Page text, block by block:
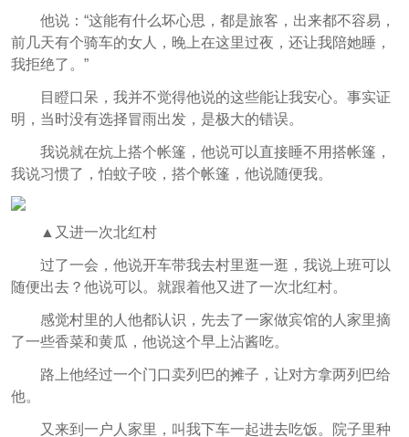
他说：“这能有什么坏心思，都是旅客，出来都不容易，
前几天有个骑车的女人，晚上在这里过夜，还让我陪她睡，
我拒绝了。”
目瞪口呆，我并不觉得他说的这些能让我安心。事实证
明，当时没有选择冒雨出发，是极大的错误。
我说就在炕上搭个帐篷，他说可以直接睡不用搭帐篷，
我说习惯了，怕蚊子咬，搭个帐篷，他说随便我。
▲又进一次北红村
过了一会，他说开车带我去村里逛一逛，我说上班可以
随便出去？他说可以。就跟着他又进了一次北红村。
感觉村里的人他都认识，先去了一家做宾馆的人家里摘
了一些香菜和黄瓜，他说这个早上沾酱吃。
路上他经过一个门口卖列巴的摊子，让对方拿两列巴给
他。
又来到一户人家里，叫我下车一起进去吃饭。院子里种